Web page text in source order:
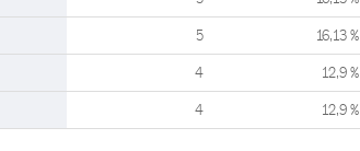
5 16,13 %
4 12,9 %
4 12,9 %